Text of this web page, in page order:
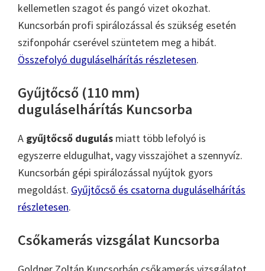
kellemetlen szagot és pangó vizet okozhat.
Kuncsorbán profi spirálozással és szükség esetén
szifonpohár cserével szüntetem meg a hibát.
Összefolyó duguláselhárítás részletesen.
Gyűjtőcső (110 mm)
duguláselhárítás Kuncsorba
A gyűjtőcső dugulás miatt több lefolyó is
egyszerre eldugulhat, vagy visszajöhet a szennyvíz.
Kuncsorbán gépi spirálozással nyújtok gyors
megoldást. Gyűjtőcső és csatorna duguláselhárítás
részletesen.
Csőkamerás vizsgálat Kuncsorba